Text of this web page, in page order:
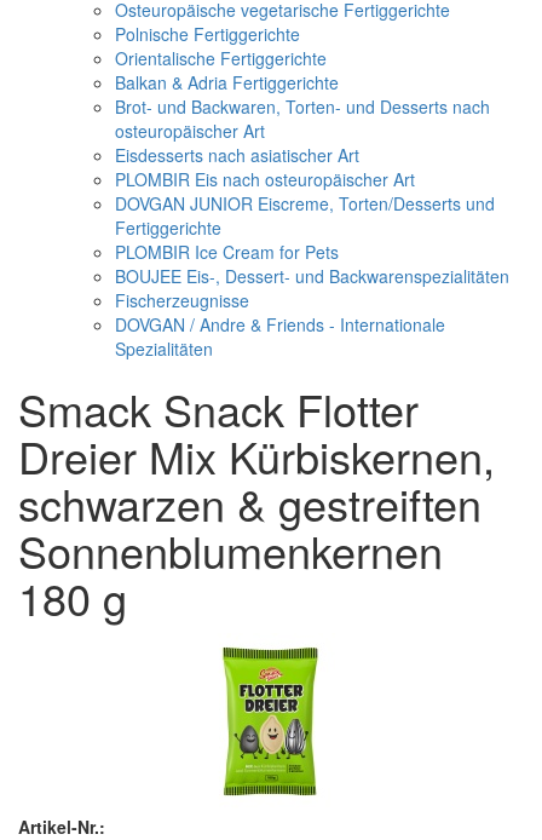
Osteuropäische vegetarische Fertiggerichte
Polnische Fertiggerichte
Orientalische Fertiggerichte
Balkan & Adria Fertiggerichte
Brot- und Backwaren, Torten- und Desserts nach
osteuropäischer Art
Eisdesserts nach asiatischer Art
PLOMBIR Eis nach osteuropäischer Art
DOVGAN JUNIOR Eiscreme, Torten/Desserts und
Fertiggerichte
PLOMBIR Ice Cream for Pets
BOUJEE Eis-, Dessert- und Backwarenspezialitäten
Fischerzeugnisse
DOVGAN / Andre & Friends - Internationale
Spezialitäten
Smack Snack Flotter
Dreier Mix Kürbiskernen,
schwarzen & gestreiften
Sonnenblumenkernen
180 g
Artikel-Nr.: